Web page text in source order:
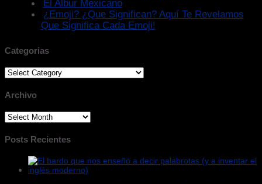
El Albur Mexicano
¿Emoji? ¿Que Significan? Aquí Te Revelamos
Que Significa Cada Emoji!
Categorias
Categorias
Archivo
Archivo
Posts Recientes